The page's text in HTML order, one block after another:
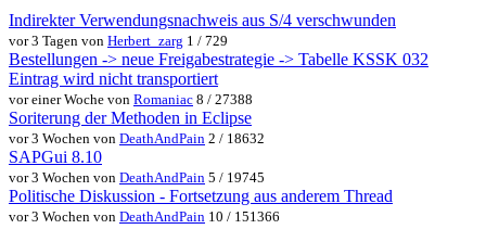
Indirekter Verwendungsnachweis aus S/4 verschwunden
vor 3 Tagen von Herbert_zarg 1 / 729
Bestellungen -> neue Freigabestrategie -> Tabelle KSSK 032
Eintrag wird nicht transportiert
vor einer Woche von Romaniac 8 / 27388
Soriterung der Methoden in Eclipse
vor 3 Wochen von DeathAndPain 2 / 18632
SAPGui 8.10
vor 3 Wochen von DeathAndPain 5 / 19745
Politische Diskussion - Fortsetzung aus anderem Thread
vor 3 Wochen von DeathAndPain 10 / 151366